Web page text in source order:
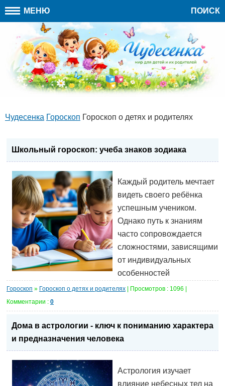
МЕНЮ ПОИСК
Чудесенка Гороскоп Гороскоп о детях и родителях
Школьный гороскоп: учеба знаков зодиака
Каждый родитель мечтает
видеть своего ребёнка
успешным учеником.
Однако путь к знаниям
часто сопровождается
сложностями, зависящими
от индивидуальных
особенностей
Гороскоп » Гороскоп о детях и родителях | Просмотров : 1096 |
Комментарии : 0
Дома в астрологии - ключ к пониманию характера
и предназначения человека
Астрология изучает
влияние небесных тел на